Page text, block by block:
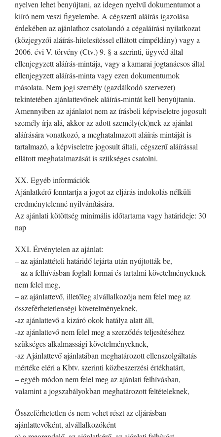
nyelven lehet benyújtani, az idegen nyelvű dokumentumot a
kiíró nem veszi figyelembe. A cégszerű aláírás igazolása
érdekében az ajánlathoz csatolandó a cégaláírási nyilatkozat
(közjegyzői aláírás-hitelesítéssel ellátott címpéldány) vagy a
2006. évi V. törvény (Ctv.) 9. §-a szerinti, ügyvéd által
ellenjegyzett aláírás-mintája, vagy a kamarai jogtanácsos által
ellenjegyzett aláírás-minta vagy ezen dokumentumok
másolata. Nem jogi személy (gazdálkodó szervezet)
tekintetében ajánlattevőnek aláírás-mintát kell benyújtania.
Amennyiben az ajánlatot nem az írásbeli képviseletre jogosult
személy írja alá, akkor az adott személy(ek)nek az ajánlat
aláírására vonatkozó, a meghatalmazott aláírás mintáját is
tartalmazó, a képviseletre jogosult általi, cégszerű aláírással
ellátott meghatalmazását is szükséges csatolni.
XX. Egyéb információk
Ajánlatkérő fenntartja a jogot az eljárás indokolás nélküli
eredménytelenné nyilvánítására.
Az ajánlati kötöttség minimális időtartama vagy határideje: 30
nap
XXI. Érvénytelen az ajánlat:
– az ajánlattételi határidő lejárta után nyújtották be,
– az a felhívásban foglalt formai és tartalmi követelményeknek
nem felel meg,
– az ajánlattevő, illetőleg alvállalkozója nem felel meg az
összeférhetetlenségi követelményeknek,
-az ajánlattevő a kizáró okok hatálya alatt áll,
-az ajánlattevő nem felel meg a szerződés teljesítéséhez
szükséges alkalmassági követelményeknek,
-az Ajánlattevő ajánlatában meghatározott ellenszolgáltatás
mértéke eléri a Kbtv. szerinti közbeszerzési értékhatárt,
– egyéb módon nem felel meg az ajánlati felhívásban,
valamint a jogszabályokban meghatározott feltételeknek,
Összeférhetetlen és nem vehet részt az eljárásban
ajánlattevőként, alvállalkozóként